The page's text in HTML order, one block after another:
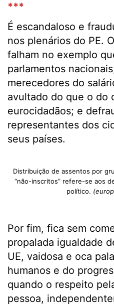
***
É escandaloso e
nos plenários do PE.
falham no exemplo
parlamentos
merecedores do
avultado do que o do
eurocidadãos; e
representantes dos
seus países.
Distribuição de assentos por
“não-inscritos” refere-se aos
político.
Por fim, fica sem
propalada igualdade
UE, vaidosa e oca
humanos e do
quando o respeito
pessoa,